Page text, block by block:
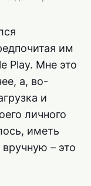
им
Play. Мне это
а, во-
и
личного
иметь
вручную – это